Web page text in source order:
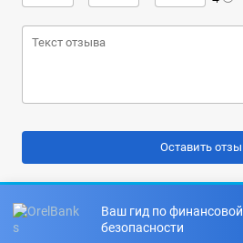
Ваш гид по финансовой
безопасности